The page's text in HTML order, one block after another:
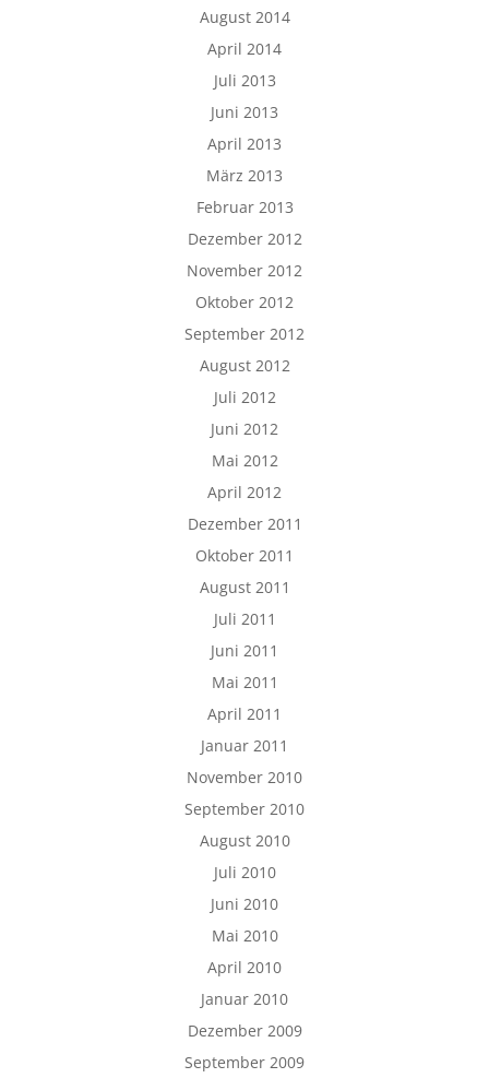
August 2014
April 2014
Juli 2013
Juni 2013
April 2013
März 2013
Februar 2013
Dezember 2012
November 2012
Oktober 2012
September 2012
August 2012
Juli 2012
Juni 2012
Mai 2012
April 2012
Dezember 2011
Oktober 2011
August 2011
Juli 2011
Juni 2011
Mai 2011
April 2011
Januar 2011
November 2010
September 2010
August 2010
Juli 2010
Juni 2010
Mai 2010
April 2010
Januar 2010
Dezember 2009
September 2009